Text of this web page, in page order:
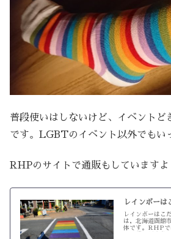
普段使いはしないけど、イベントど
です。LGBTのイベント以外でもい
RHPのサイトで通販もしていますよ
レインボーは
レインボーはこ
は，北海道函館
体です。RHP